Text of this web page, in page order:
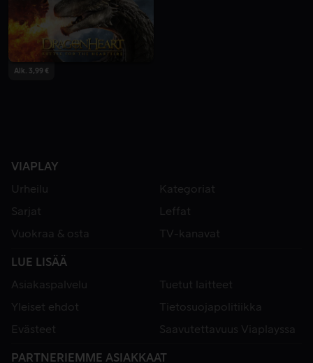
Alk. 3,99 €
VIAPLAY
Urheilu
Kategoriat
Sarjat
Leffat
Vuokraa & osta
TV-kanavat
LUE LISÄÄ
Asiakaspalvelu
Tuetut laitteet
Yleiset ehdot
Tietosuojapolitiikka
Evästeet
Saavutettavuus Viaplayssa
PARTNERIEMME ASIAKKAAT